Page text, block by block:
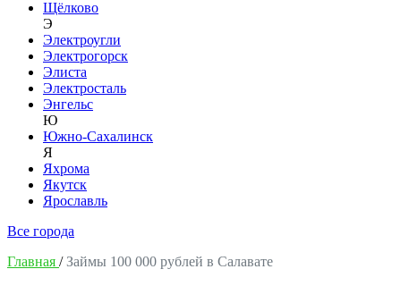
Щёлково
Э
Электроугли
Электрогорск
Элиста
Электросталь
Энгельс
Ю
Южно-Сахалинск
Я
Яхрома
Якутск
Ярославль
Все города
Главная /Займы 100 000 рублей в Салавате